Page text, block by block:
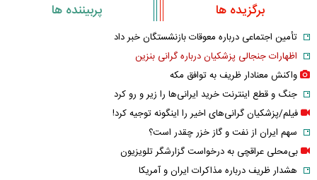
برگزیده ها پربیننده ها
تأمین اجتماعی درباره معوقات بازنشستگان خبر داد
اظهارات جنجالی پزشکیان درباره گرانی بنزین
واکنش معنادار ظریف به توافق مکه
جنگ و قطع اینترنت خرید ایرانی‌ها را زیر و رو کرد
فیلم/پزشکیان گرانی‌های اخیر را اینگونه توجیه کرد!
سهم ایران از نفت و گاز خزر چقدر است؟
بی‌محلی عراقچی به درخواست گزارشگر تلویزیون
هشدار ظریف درباره مذاکرات ایران و آمریکا